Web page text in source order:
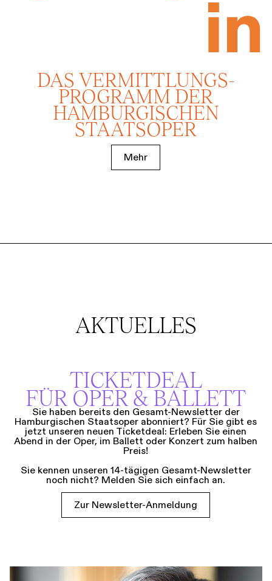
DAS VERMITTLUNGS­
PROGRAMM DER
HAMBURGISCHEN
STAATSOPER
Mehr
AKTUELLES
TICKETDEAL
FÜR OPER & BALLETT
Sie haben bereits den Gesamt-Newsletter der
Hamburgischen Staatsoper abonniert? Für Sie gibt es
jetzt unseren neuen Ticketdeal: Erleben Sie einen
Abend in der Oper, im Ballett oder Konzert zum halben
Preis!
Sie kennen unseren 14-tägigen Gesamt-Newsletter
noch nicht? Melden Sie sich einfach an.
Zur Newsletter-Anmeldung